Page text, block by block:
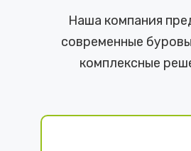
Наша компания
современные
комплексные